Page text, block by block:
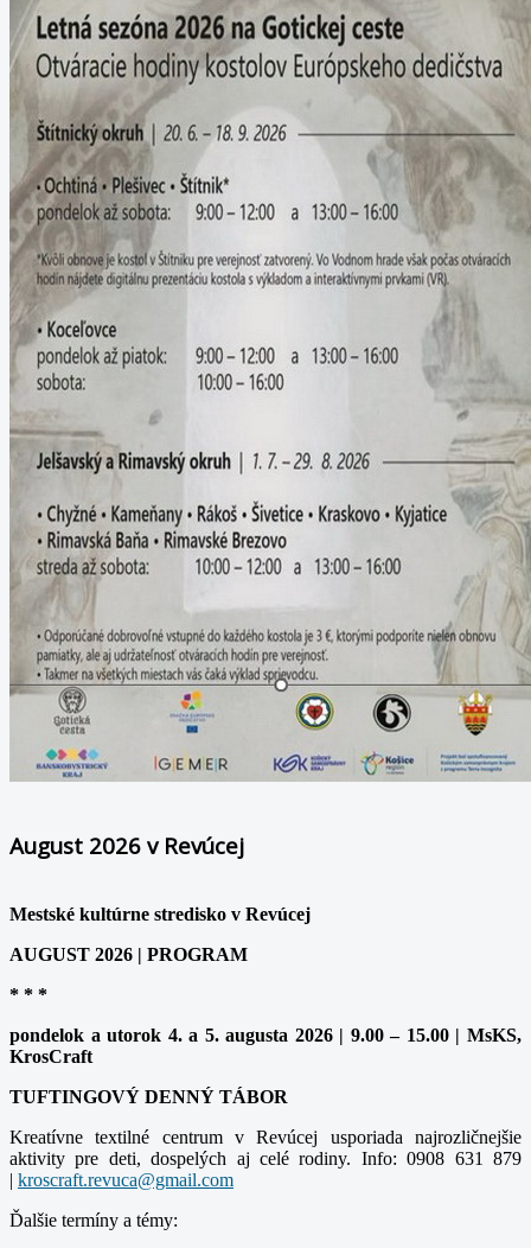
August 2026 v Revúcej
Mestské kultúrne stredisko v Revúcej
AUGUST 2026 | PROGRAM
* * *
pondelok a utorok 4. a 5. augusta 2026 | 9.00 – 15.00 | MsKS,
KrosCraft
TUFTINGOVÝ DENNÝ TÁBOR
Kreatívne textilné centrum v Revúcej usporiada najrozličnejšie
aktivity pre deti, dospelých aj celé rodiny. Info: 0908 631 879
|
Ďalšie termíny a témy: